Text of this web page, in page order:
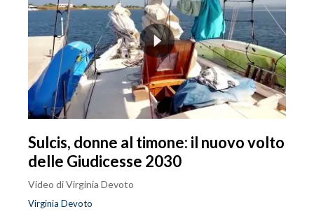
Sulcis, donne al timone: il nuovo volto
delle Giudicesse 2030
Video di Virginia Devoto
Virginia Devoto